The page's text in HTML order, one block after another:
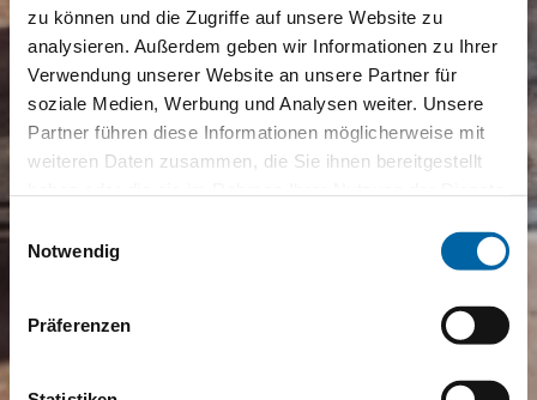
zu können und die Zugriffe auf unsere Website zu
analysieren. Außerdem geben wir Informationen zu Ihrer
Verwendung unserer Website an unsere Partner für
soziale Medien, Werbung und Analysen weiter. Unsere
Partner führen diese Informationen möglicherweise mit
weiteren Daten zusammen, die Sie ihnen bereitgestellt
Einwilligungsauswahl
Notwendig
Präferenzen